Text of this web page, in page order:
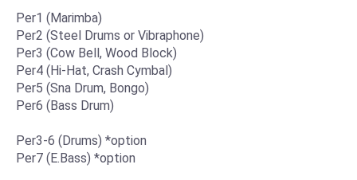
Per1 (Marimba)
Per2 (Steel Drums or Vibraphone)
Per3 (Cow Bell, Wood Block)
Per4 (Hi-Hat, Crash Cymbal)
Per5 (Sna Drum, Bongo)
Per6 (Bass Drum)
Per3-6 (Drums) *option
Per7 (E.Bass) *option